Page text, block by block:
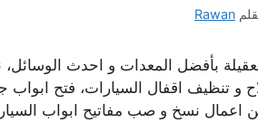
Rawan
بأفضل المعدات و احدث
و تنظيف اقفال السيارات، فتح ابواب
اعمال نسخ و صب مفاتيح ابواب